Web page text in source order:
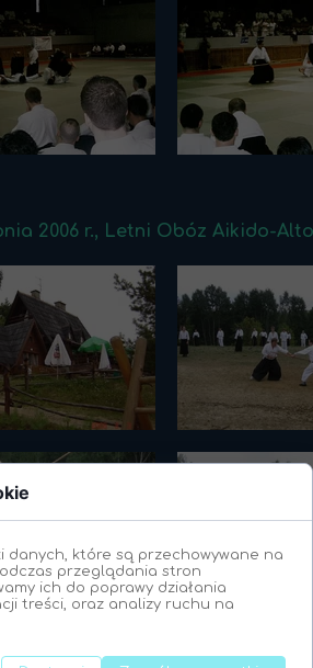
2006 r., Letni Obóz Aikido-
danych, które są przechowywane na
przeglądania stron
ich do poprawy działania
treści, oraz analizy ruchu na